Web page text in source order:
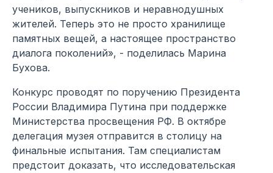
учеников, выпускников и неравнодушных
жителей. Теперь это не просто хранилище
памятных вещей, а настоящее пространство
диалога поколений», - поделилась Марина
Бухова.
Конкурс проводят по поручению Президента
России Владимира Путина при поддержке
Министерства просвещения РФ. В октябре
делегация музея отправится в столицу на
финальные испытания. Там специалистам
предстоит доказать, что исследовательская